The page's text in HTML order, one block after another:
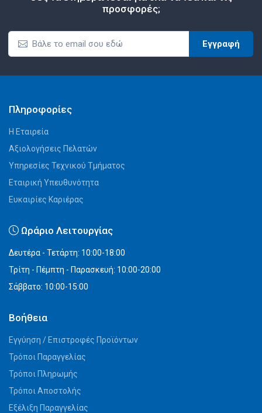
προσφορές;
Εγγραφή
Πληροφορίες
Η Εταιρεία
Αξιολογήσεις Πελατών
Υπηρεσίες Τεχνικού Τμήματος
Εταιρική Υπευθυνότητα
Ευκαιρίες Καριέρας
Ωράριο Λειτουργίας
Δευτέρα - Τετάρτη: 10:00-18:00
Τρίτη - Πέμπτη - Παρασκευή: 10:00-20:00
Σάββατο: 10:00-15:00
Βοήθεια
Εγγύηση / Επιστροφές Προϊόντων
Τρόποι Παραγγελίας
Τρόποι Πληρωμής
Τρόποι Αποστολής
Εξέλιξη Παραγγελίας